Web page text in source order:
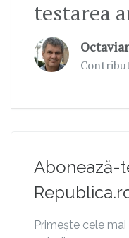
testarea
Abonează-
Primește cele